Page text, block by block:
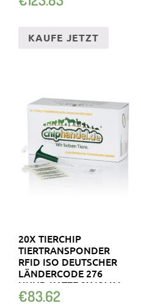
KAUFE JETZT
20X TIERCHIP
TIERTRANSPONDER
RFID ISO DEUTSCHER
LÄNDERCODE 276
HUND KATZE 2X13MM
€83.62